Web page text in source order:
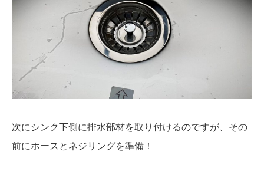
次にシンク下側に排水部材を取り付けるのですが、その
前にホースとネジリングを準備！